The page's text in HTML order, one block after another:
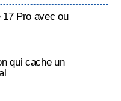
Pro avec ou
qui cache un